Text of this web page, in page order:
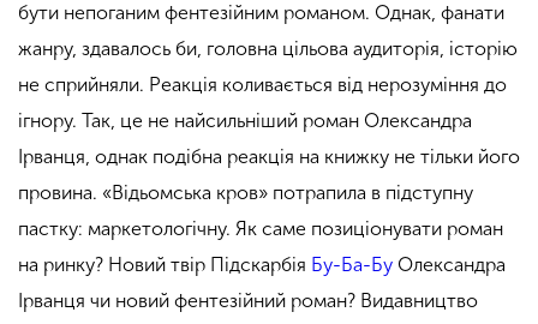
бути непоганим фентезійним романом. Однак, фанати
жанру, здавалось би, головна цільова аудиторія, історію
не сприйняли. Реакція коливається від нерозуміння до
ігнору. Так, це не найсильніший роман Олександра
Ірванця, однак подібна реакція на книжку не тільки його
провина. «Відьомська кров» потрапила в підступну
пастку: маркетологічну. Як саме позиціонувати роман
на ринку? Новий твір Підскарбія Бу-Ба-Бу Олександра
Ірванця чи новий фентезійний роман? Видавництво